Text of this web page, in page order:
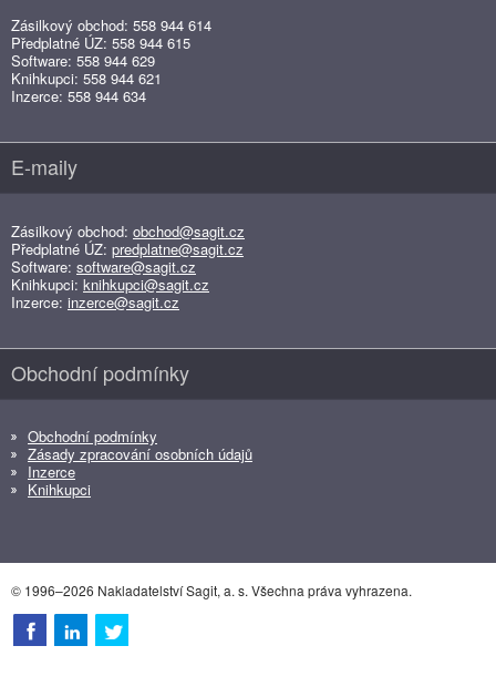
Zásilkový obchod: 558 944 614
Předplatné ÚZ: 558 944 615
Software: 558 944 629
Knihkupci: 558 944 621
Inzerce: 558 944 634
E-maily
Zásilkový obchod: obchod@sagit.cz
Předplatné ÚZ: predplatne@sagit.cz
Software: software@sagit.cz
Knihkupci: knihkupci@sagit.cz
Inzerce: inzerce@sagit.cz
Obchodní podmínky
Obchodní podmínky
Zásady zpracování osobních údajů
Inzerce
Knihkupci
© 1996–2026 Nakladatelství Sagit, a. s. Všechna práva vyhrazena.